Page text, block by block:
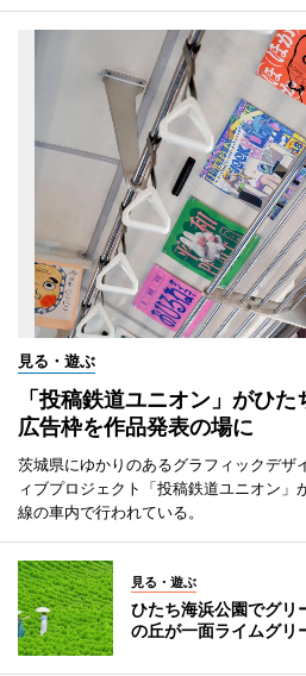
見る・遊ぶ
「投稿鉄道ユニオン」がひ
広告枠を作品発表の場に
茨城県にゆかりのあるグラフィックデザ
ィブプロジェクト「投稿鉄道ユニオン
線の車内で行われている。
見る・遊ぶ
ひたち海浜公園でグ
の丘が一面ライムグリ